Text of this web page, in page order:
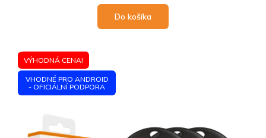
Do košíka
VÝHODNÁ CENA!
VHODNÉ PRO ANDROID
- OFICIÁLNÍ PODPORA